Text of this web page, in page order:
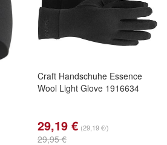
Craft Handschuhe Essence
Wool Light Glove 1916634
29,19 € (29,19 €/)
29,95 €